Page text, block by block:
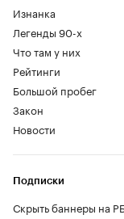
Изнанка
Легенды 90-х
Что там у них
Рейтинги
Большой пробег
Закон
Новости
Подписки
Скрыть баннеры на